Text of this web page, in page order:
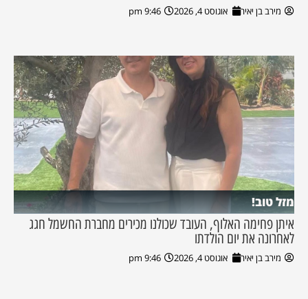
מירב בן יאיר אוגוסט 4, 2026 9:46 pm
מזל טוב!
איתן פחימה האלוף, העובד שכולנו מכירים מחברת החשמל חגג
לאחרונה את יום הולדתו
מירב בן יאיר אוגוסט 4, 2026 9:46 pm